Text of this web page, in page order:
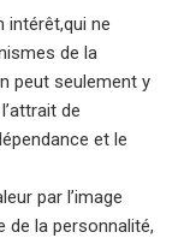
intérêt,qui ne
de la
peut seulement y
de
et le
par l’image
de la personnalité,